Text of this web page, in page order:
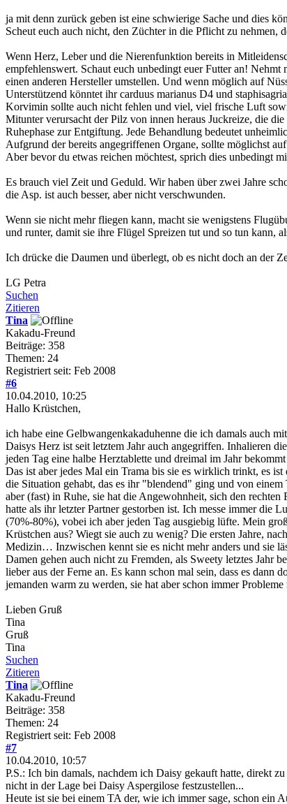
ja mit denn zurück geben ist eine schwierige Sache und dies
Scheut euch auch nicht, den Züchter in die Pflicht zu nehmen,
Wenn Herz, Leber und die Nierenfunktion bereits in
empfehlenswert. Schaut euch unbedingt euer Futter an!
einen anderen Hersteller umstellen. Und wenn möglich auf
Unterstützend könntet ihr carduus marianus D4 und
Korvimin sollte auch nicht fehlen und viel, viel frische Luft
Mitunter verursacht der Pilz von innen heraus Juckreize, die
Ruhephase zur Entgiftung. Jede Behandlung bedeutet
Aufgrund der bereits angegriffenen Organe, sollte möglichst
Aber bevor du etwas reichen möchtest, sprich dies unbedingt
Es brauch viel Zeit und Geduld. Wir haben über zwei Jahre
die Asp. ist auch besser, aber nicht verschwunden.
Wenn sie nicht mehr fliegen kann, macht sie wenigstens
und runter, damit sie ihre Flügel Spreizen tut und so tun kann,
Ich drücke die Daumen und überlegt, ob es nicht doch an der
LG Petra
Suchen
Zitieren
Tina
Kakadu-Freund
Beiträge: 358
Themen: 24
Registriert seit: Feb 2008
#6
10.04.2010, 10:25
Hallo Krüstchen,
ich habe eine Gelbwangenkakaduhenne die ich damals auch
Daisys Herz ist seit letztem Jahr auch angegriffen. Inhalieren
jeden Tag eine halbe Herztablette und dreimal im Jahr
Das ist aber jedes Mal ein Trama bis sie es wirklich trinkt, es
die Situation gehabt, das es ihr "blendend" ging und von
aber (fast) in Ruhe, sie hat die Angewohnheit, sich den
hatte als ihr letzter Partner gestorben ist. Ich messe immer die
(70%-80%), vobei ich aber jeden Tag ausgiebig lüfte. Mein
Krüstchen aus? Wiegt sie auch zu wenig? Die ersten Jahre,
Medizin… Inzwischen kennt sie es nicht mehr anders und sie
Damen gehen auch nicht zu Fremden, als Sweety letztes Jahr
lieber aus der Ferne an. Es kann schon mal sein, dass es dann
jemanden warm zu werden, sie hat aber schon immer
Lieben Gruß
Tina
Gruß
Tina
Suchen
Zitieren
Tina
Kakadu-Freund
Beiträge: 358
Themen: 24
Registriert seit: Feb 2008
#7
10.04.2010, 10:57
P.S.: Ich bin damals, nachdem ich Daisy gekauft hatte, direkt
nicht in der Lage bei Daisy Aspergilose festzustellen...
Heute ist sie bei einem TA der, wie ich immer sage, schon